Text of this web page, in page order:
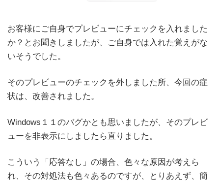
お客様にご自身でプレビューにチェックを入れました
か？とお聞きしましたが、ご自身では入れた覚えがな
いそうでした。
そのプレビューのチェックを外しました所、今回の症
状は、改善されました。
Windows１１のバグかとも思いましたが、そのプレビ
ューを非表示にしましたら直りました。
こういう「応答なし」の場合、色々な原因が考えら
れ、その対処法も色々あるのですが、とりあえず、簡